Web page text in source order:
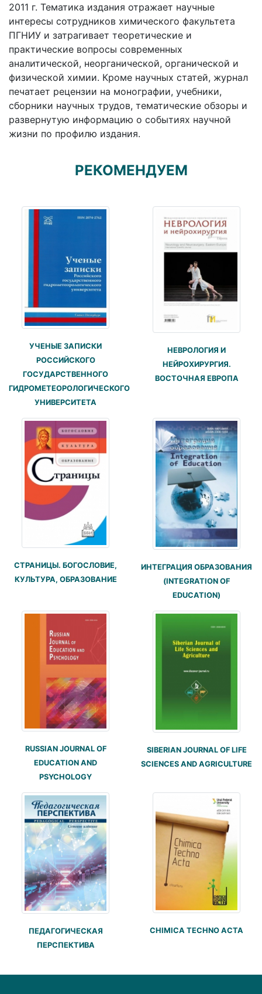
2011 г. Тематика издания отражает научные
интересы сотрудников химического факультета
ПГНИУ и затрагивает теоретические и
практические вопросы современных
аналитической, неорганической, органической и
физической химии. Кроме научных статей, журнал
печатает рецензии на монографии, учебники,
сборники научных трудов, тематические обзоры и
развернутую информацию о событиях научной
жизни по профилю издания.
РЕКОМЕНДУЕМ
УЧЕНЫЕ ЗАПИСКИ
РОССИЙСКОГО
ГОСУДАРСТВЕННОГО
ГИДРОМЕТЕОРОЛОГИЧЕСКОГО
УНИВЕРСИТЕТА
НЕВРОЛОГИЯ И
НЕЙРОХИРУРГИЯ.
ВОСТОЧНАЯ ЕВРОПА
СТРАНИЦЫ. БОГОСЛОВИЕ,
КУЛЬТУРА, ОБРАЗОВАНИЕ
ИНТЕГРАЦИЯ ОБРАЗОВАНИЯ
(INTEGRATION OF
EDUCATION)
RUSSIAN JOURNAL OF
EDUCATION AND
PSYCHOLOGY
SIBERIAN JOURNAL OF LIFE
SCIENCES AND AGRICULTURE
ПЕДАГОГИЧЕСКАЯ
ПЕРСПЕКТИВА
CHIMICA TECHNO ACTA